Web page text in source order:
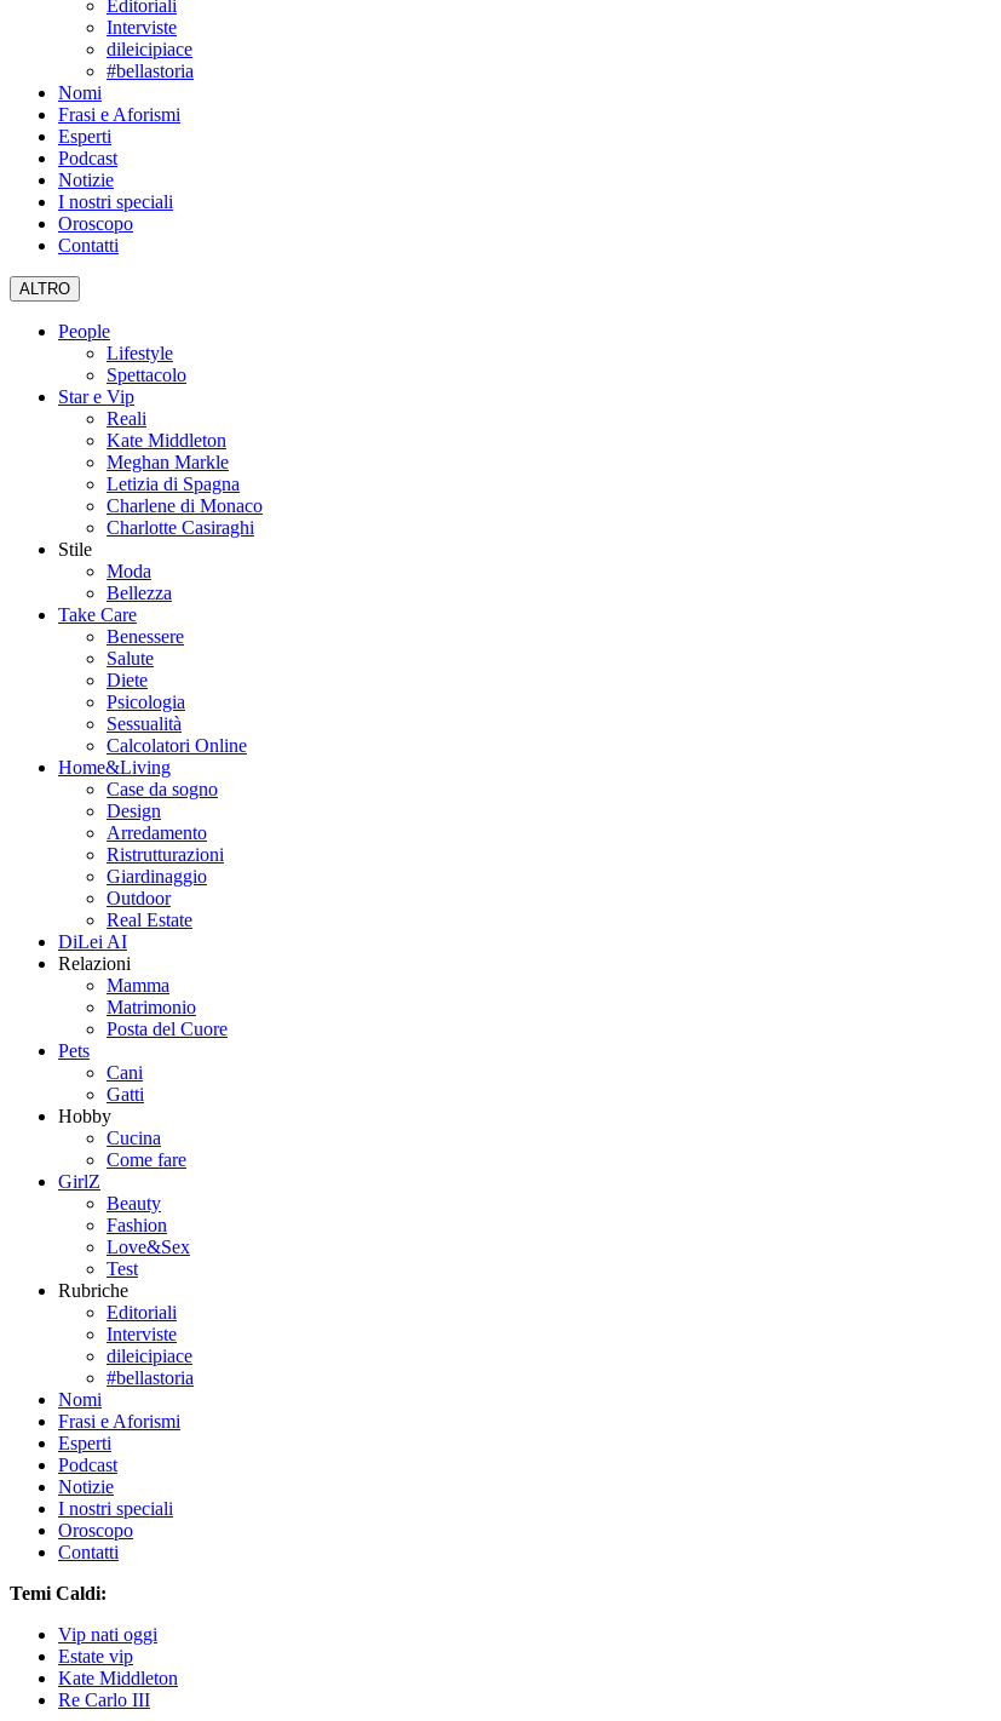
Editoriali
Interviste
dileicipiace
#bellastoria
Nomi
Frasi e Aforismi
Esperti
Podcast
Notizie
I nostri speciali
Oroscopo
Contatti
ALTRO
People
Lifestyle
Spettacolo
Star e Vip
Reali
Kate Middleton
Meghan Markle
Letizia di Spagna
Charlene di Monaco
Charlotte Casiraghi
Stile
Moda
Bellezza
Take Care
Benessere
Salute
Diete
Psicologia
Sessualità
Calcolatori Online
Home&Living
Case da sogno
Design
Arredamento
Ristrutturazioni
Giardinaggio
Outdoor
Real Estate
DiLei AI
Relazioni
Mamma
Matrimonio
Posta del Cuore
Pets
Cani
Gatti
Hobby
Cucina
Come fare
GirlZ
Beauty
Fashion
Love&Sex
Test
Rubriche
Editoriali
Interviste
dileicipiace
#bellastoria
Nomi
Frasi e Aforismi
Esperti
Podcast
Notizie
I nostri speciali
Oroscopo
Contatti
Temi Caldi:
Vip nati oggi
Estate vip
Kate Middleton
Re Carlo III